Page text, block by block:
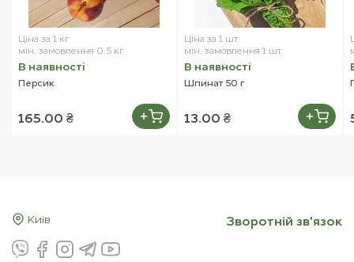
Ціна за 1 кг
мін. замовлення 0.5 кг
В наявностi
Персик
165.00 ₴
Ціна за 1 шт.
мін. замовлення 1 шт.
В наявностi
Шпинат 50 г
13.00 ₴
Київ Зворотнiй зв'язок